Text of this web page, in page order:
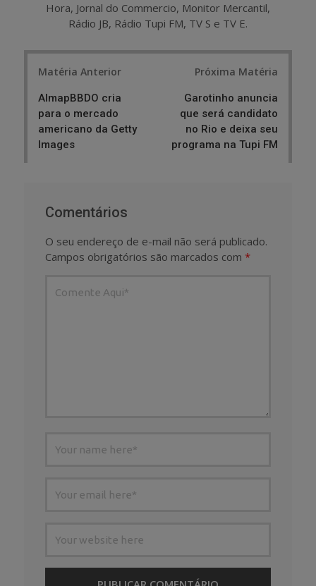
Hora, Jornal do Commercio, Monitor Mercantil,
Rádio JB, Rádio Tupi FM, TV S e TV E.
Matéria Anterior
AlmapBBDO cria
para o mercado
americano da Getty
Images
Próxima Matéria
Garotinho anuncia
que será candidato
no Rio e deixa seu
programa na Tupi FM
Comentários
O seu endereço de e-mail não será publicado.
Campos obrigatórios são marcados com *